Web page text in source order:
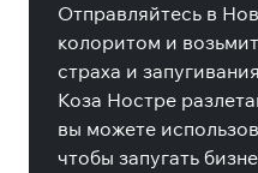
Отправляйтесь в
колоритом и
страха и
Коза Ностре
вы можете
чтобы запугать